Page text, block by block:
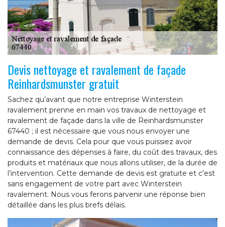
Devis nettoyage et ravalement de façade
Reinhardsmunster gratuit
Sachez qu’avant que notre entreprise Winterstein
ravalement prenne en main vos travaux de nettoyage et
ravalement de façade dans la ville de Reinhardsmunster
67440 ; il est nécessaire que vous nous envoyer une
demande de devis. Cela pour que vous puissiez avoir
connaissance des dépenses à faire, du coût des travaux, des
produits et matériaux que nous allons utiliser, de la durée de
l’intervention. Cette demande de devis est gratuite et c’est
sans engagement de votre part avec Winterstein
ravalement. Nous vous ferons parvenir une réponse bien
détaillée dans les plus brefs délais.